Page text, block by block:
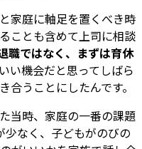
家庭に軸足を置くべき時
ことも含めて上司に相談
職ではなく、まずは育休
い機会だと思ってしばら
合うことにしたんです。
当時、家庭の一番の課題
少なく、子どもがのびの